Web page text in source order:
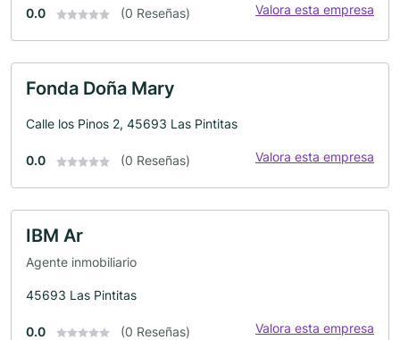
0.0 (0 Reseñas) Valora esta empresa
Fonda Doña Mary
Calle los Pinos 2, 45693 Las Pintitas
0.0 (0 Reseñas) Valora esta empresa
IBM Ar
Agente inmobiliario
45693 Las Pintitas
0.0 (0 Reseñas) Valora esta empresa